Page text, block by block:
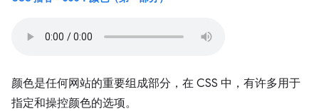
颜色是任何网站的重要组成部分，在 CSS 中，有许多用于
指定和操控颜色的选项。